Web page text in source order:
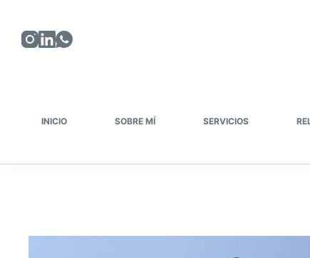
contenido
INICIO SOBRE MÍ SERVICIOS